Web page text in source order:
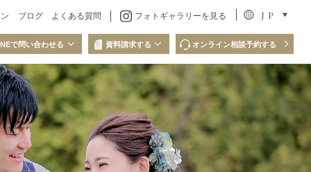
ブログ よくある質問 フォトギャラリーを見る J P
で問い合わせる
合わせ
さい
資料請求する
LINEでの資料請求
QRコードを読み取り、
LINEからお問い合わせください
オンライン相談予約する